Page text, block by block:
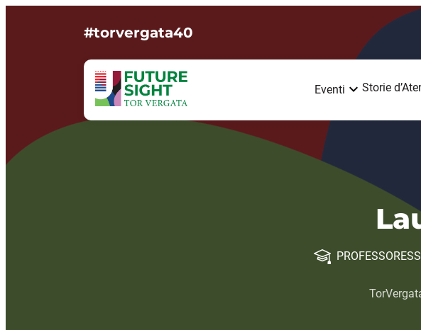
#torvergata40
Eventi Storie